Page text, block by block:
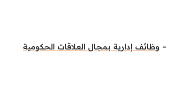
– وظائف إدارية بمجال العلاقات الحكومية